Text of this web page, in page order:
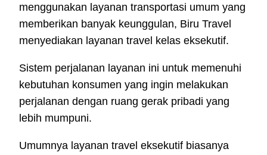
menggunakan layanan transportasi umum yang
memberikan banyak keunggulan, Biru Travel
menyediakan layanan travel kelas eksekutif.
Sistem perjalanan layanan ini untuk memenuhi
kebutuhan konsumen yang ingin melakukan
perjalanan dengan ruang gerak pribadi yang
lebih mumpuni.
Umumnya layanan travel eksekutif biasanya